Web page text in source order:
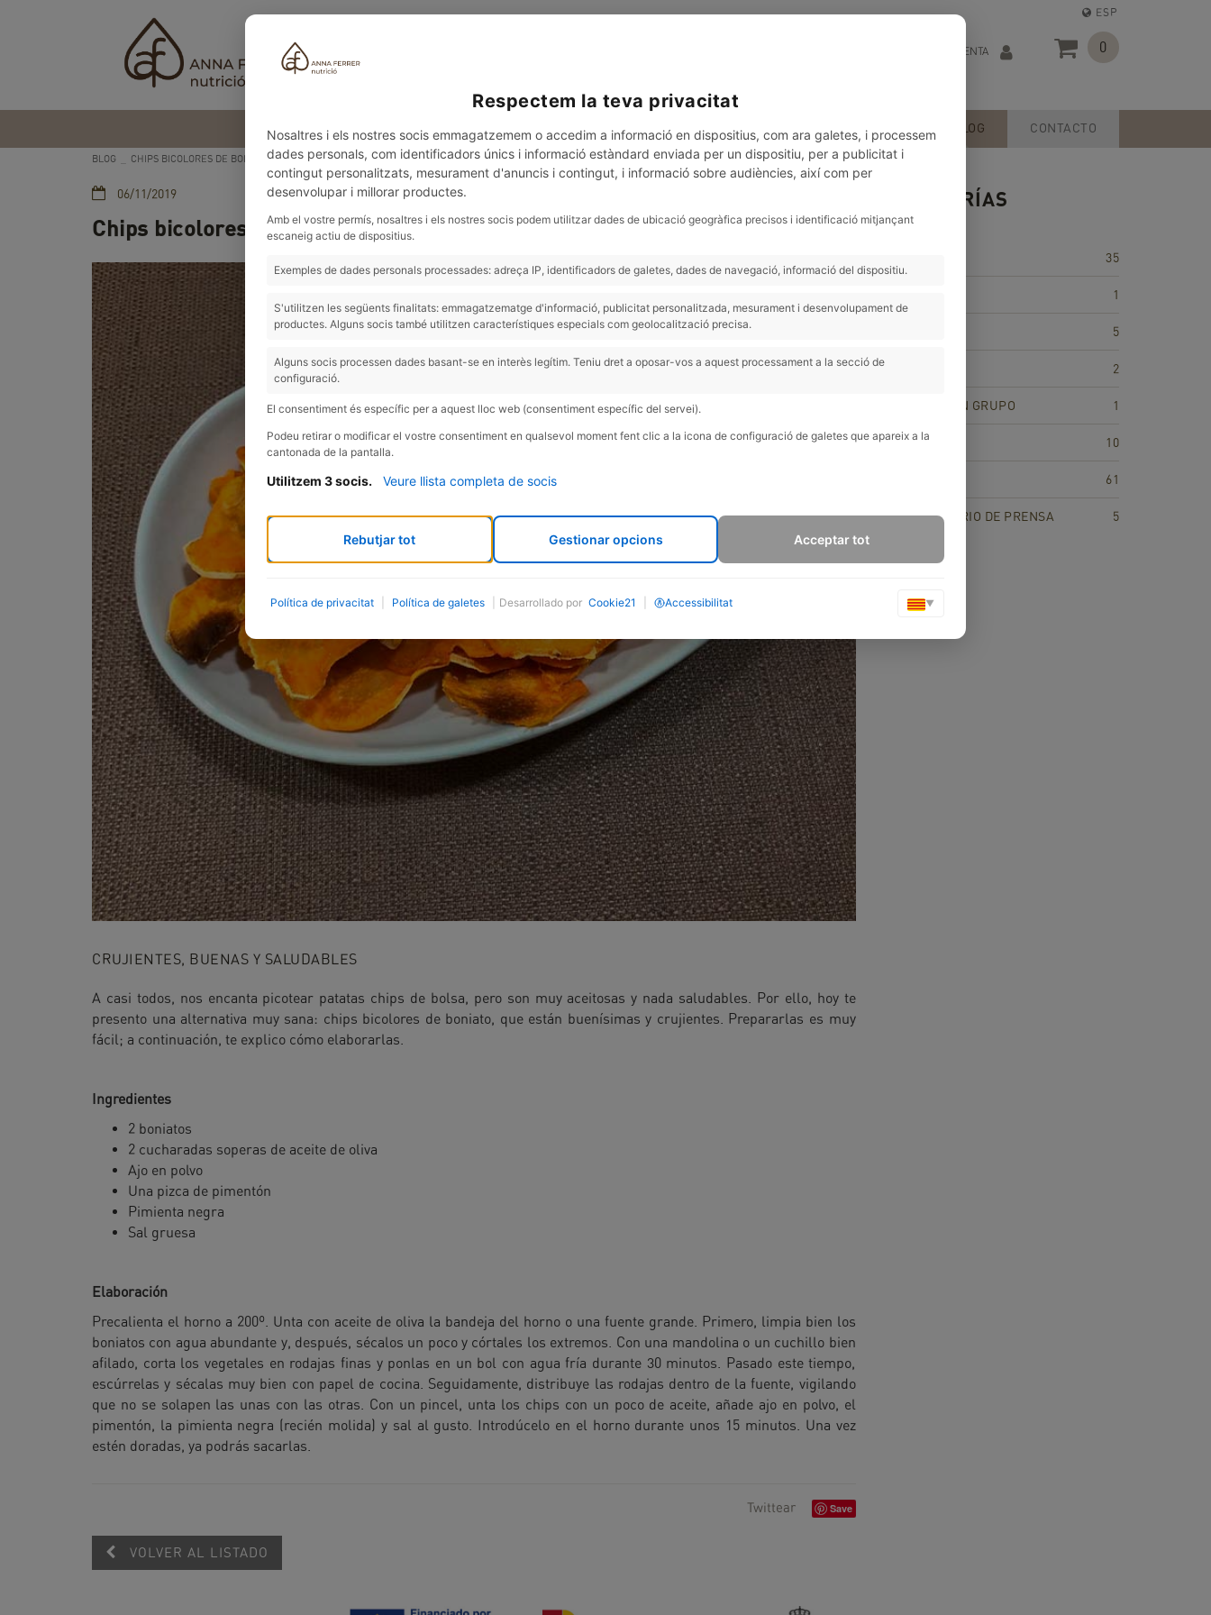
ESP
0
MI CUENTA
ANNA FERRER SERVICIOS BLOG CONTACTO
BLOG CHIPS BICOLORES DE BONIATO
06/11/2019
Chips bicolores de boniato
CRUJIENTES, BUENAS Y SALUDABLES
A casi todos, nos encanta picotear patatas chips de bolsa, pero son muy aceitosas y nada saludables. Por ello, hoy te
presento una alternativa muy sana: chips bicolores de boniato, que están buenísimas y crujientes. Prepararlas es muy
fácil; a continuación, te explico cómo elaborarlas.
Ingredientes
2 boniatos
2 cucharadas soperas de aceite de oliva
Ajo en polvo
Una pizca de pimentón
Pimienta negra
Sal gruesa
Elaboración
Precalienta el horno a 200º. Unta con aceite de oliva la bandeja del horno o una fuente grande. Primero, limpia bien los
boniatos con agua abundante y, después, sécalos un poco y córtales los extremos. Con una mandolina o un cuchillo bien
afilado, corta los vegetales en rodajas finas y ponlas en un bol con agua fría durante 30 minutos. Pasado este tiempo,
escúrrelas y sécalas muy bien con papel de cocina. Seguidamente, distribuye las rodajas dentro de la fuente, vigilando
que no se solapen las unas con las otras. Con un pincel, unta los chips con un poco de aceite, añade ajo en polvo, el
pimentón, la pimienta negra (recién molida) y sal al gusto. Introdúcelo en el horno durante unos 15 minutos. Una vez
estén doradas, ya podrás sacarlas.
Twittear Save
VOLVER AL LISTADO
CATEGORÍAS
35
1
5
CONSELLS 2
DEPÚRATE EN GRUPO 1
NUTRICIÓN 10
61
RECOPILATORIO DE PRENSA 5
Respectem la teva privacitat
Nosaltres i els nostres socis emmagatzemem o accedim a informació en dispositius, com ara galetes, i processem
dades personals, com identificadors únics i informació estàndard enviada per un dispositiu, per a publicitat i
contingut personalitzats, mesurament d'anuncis i contingut, i informació sobre audiències, així com per
desenvolupar i millorar productes.
Amb el vostre permís, nosaltres i els nostres socis podem utilitzar dades de ubicació geogràfica precisos i identificació mitjançant
escaneig actiu de dispositius.
Exemples de dades personals processades: adreça IP, identificadors de galetes, dades de navegació, informació del dispositiu.
S'utilitzen les següents finalitats: emmagatzematge d'informació, publicitat personalitzada, mesurament i desenvolupament de
productes. Alguns socis també utilitzen característiques especials com geolocalització precisa.
Alguns socis processen dades basant-se en interès legítim. Teniu dret a oposar-vos a aquest processament a la secció de
configuració.
El consentiment és específic per a aquest lloc web (consentiment específic del servei).
Podeu retirar o modificar el vostre consentiment en qualsevol moment fent clic a la icona de configuració de galetes que apareix a la
cantonada de la pantalla.
Utilitzem 3 socis. Veure llista completa de socis
Rebutjar tot Gestionar opcions Acceptar tot
Política de privacitat Política de galetes Desarrollado por Cookie21 Accessibilitat ▼